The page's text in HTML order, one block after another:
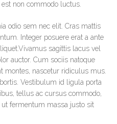
non commodo luctus.
odio sem nec elit. Cras mattis
Integer posuere erat a ante
sagittis lacus vel
auctor. Cum sociis natoque
montes, nascetur ridiculus mus.
Vestibulum id ligula porta
tellus ac cursus commodo,
fermentum massa justo sit